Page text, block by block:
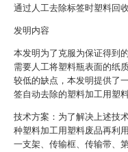
通过人工去除标签时塑料回
发明内容
本发明为了克服为保证得到
需要人工将塑料瓶表面的纸
较低的缺点，本发明提供了
签自动去除的塑料加工用塑
技术方案：为了解决上述技
种塑料加工用塑料废品再利
一支架、传输框、传输带、